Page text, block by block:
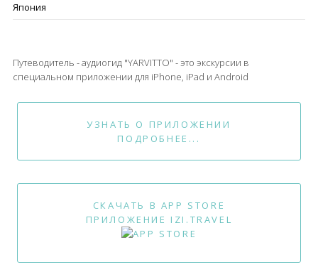
Япония
Путеводитель - аудиогид "YARVITTO" - это экскурсии в
специальном приложении для iPhone, iPad и Android
УЗНАТЬ О ПРИЛОЖЕНИИ
ПОДРОБНЕЕ...
СКАЧАТЬ В APP STORE
ПРИЛОЖЕНИЕ IZI.TRAVEL